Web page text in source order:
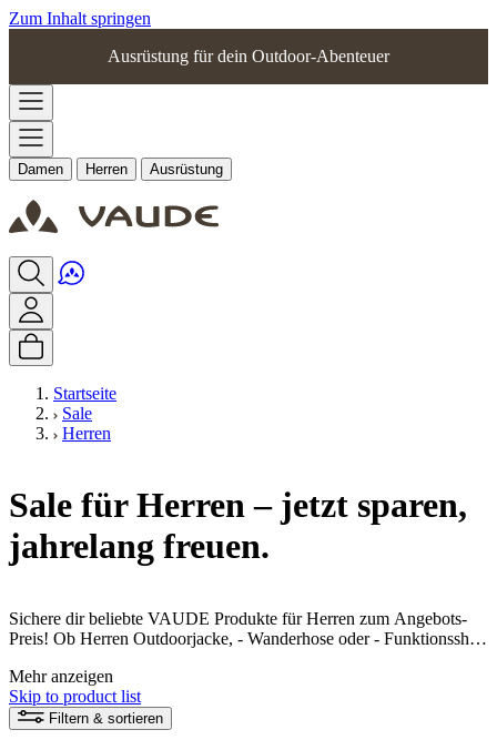
Zum Inhalt springen
Ausrüstung für dein Outdoor-Abenteuer
Damen Herren Ausrüstung
Startseite
Sale
Herren
Sale für Herren – jetzt sparen,
jahrelang freuen.
Sichere dir beliebte VAUDE Produkte für Herren zum Angebots-
Preis! Ob Herren Outdoorjacke, - Wanderhose oder - Funktionsshirt,
Dein nachhaltiges Naturerlebnis kann beginnen!
Mehr anzeigen
Skip to product list
Filtern & sortieren